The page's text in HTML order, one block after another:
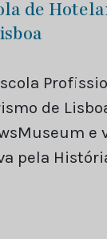
de
de
e
pela